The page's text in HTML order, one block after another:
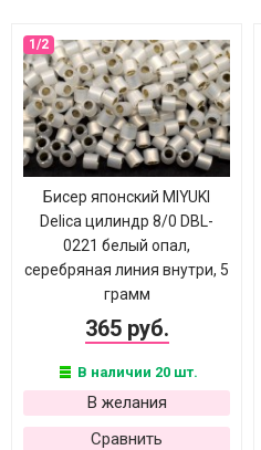
Бисер японский MIYUKI
Delica цилиндр 8/0 DBL-
0221 белый опал,
серебряная линия внутри, 5
грамм
365 руб.
В наличии 20 шт.
В желания
Сравнить